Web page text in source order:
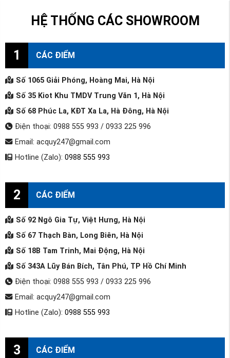
HỆ THỐNG CÁC SHOWROOM
1 CÁC ĐIỂM
Số 1065 Giải Phóng, Hoàng Mai, Hà Nội
Số 35 Kiot Khu TMDV Trung Văn 1, Hà Nội
Số 68 Phúc La, KĐT Xa La, Hà Đông, Hà Nội
Điện thoại: 0988 555 993 / 0933 225 996
Email: acquy247@gmail.com
Hotline (Zalo): 0988 555 993
2 CÁC ĐIỂM
Số 92 Ngô Gia Tự, Việt Hưng, Hà Nội
Số 67 Thạch Bàn, Long Biên, Hà Nội
Số 18B Tam Trinh, Mai Động, Hà Nội
Số 343A Lũy Bán Bích, Tân Phú, TP Hồ Chí Minh
Điện thoại: 0988 555 993 / 0933 225 996
Email: acquy247@gmail.com
Hotline (Zalo): 0988 555 993
3 CÁC ĐIỂM